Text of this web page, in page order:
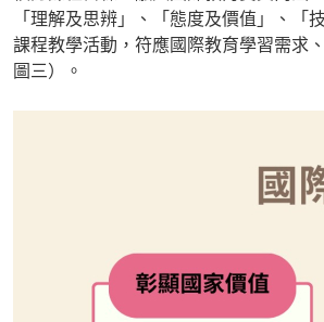
「理解及思辨」、「態度及價值」、「
課程教學活動，符應國際教育學習需求
圖三）。